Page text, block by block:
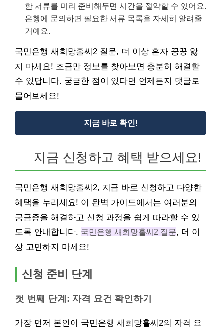
한 서류를 미리 준비해두면 시간을 절약할 수 있어요.
은행에 문의하면 필요한 서류 목록을 자세히 알려줄
거예요.
국민은행 새희망홀씨2 질문, 더 이상 혼자 끙끙 앓
지 마세요! 조금만 정보를 찾아보면 충분히 해결할
수 있답니다. 궁금한 점이 있다면 언제든지 댓글로
물어보세요!
지금 바로 확인!
지금 신청하고 혜택 받으세요!
국민은행 새희망홀씨2, 지금 바로 신청하고 다양한
혜택을 누리세요! 이 완벽 가이드에서는 여러분의
궁금증을 해결하고 신청 과정을 쉽게 따라할 수 있
도록 안내합니다. 국민은행 새희망홀씨2 질문, 더 이
상 고민하지 마세요!
신청 준비 단계
첫 번째 단계: 자격 요건 확인하기
가장 먼저 본인이 국민은행 새희망홀씨2의 자격 요